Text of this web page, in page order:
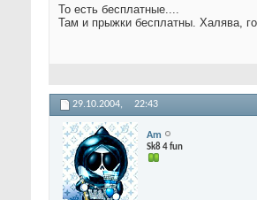
То есть бесплатные....
Там и прыжки бесплатны. Халява,
29.10.2004, 22:43
Am
Sk8 4 fun